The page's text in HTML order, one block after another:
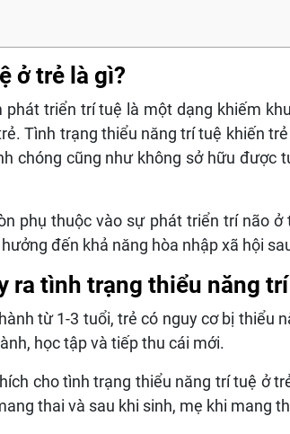
ở trẻ là gì?
phát triển trí tuệ là một dạng khiếm
Tình trạng thiểu năng trí tuệ khiến
chóng cũng như không sở hữu được
phụ thuộc vào sự phát triển trí não
đến khả năng hòa nhập xã hội
ra tình trạng thiểu năng
từ 1-3 tuổi, trẻ có nguy cơ bị thiểu
học tập và tiếp thu cái mới.
cho tình trạng thiểu năng trí tuệ ở
thai và sau khi sinh, mẹ khi mang